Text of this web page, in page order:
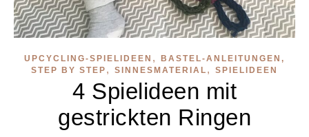
UPCYCLING-SPIELIDEEN ,
BASTEL-ANLEITUNGEN,
STEP BY STEP , SINNESMATERIAL , SPIELIDEEN
4 Spielideen mit
gestrickten Ringen